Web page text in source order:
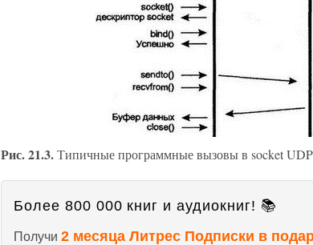
Рис. 21.3.Типичные программные вызовы в socket UDP
Более 800 000 книг и аудиокниг! 📚
Получи 2 месяца Литрес Подписки в